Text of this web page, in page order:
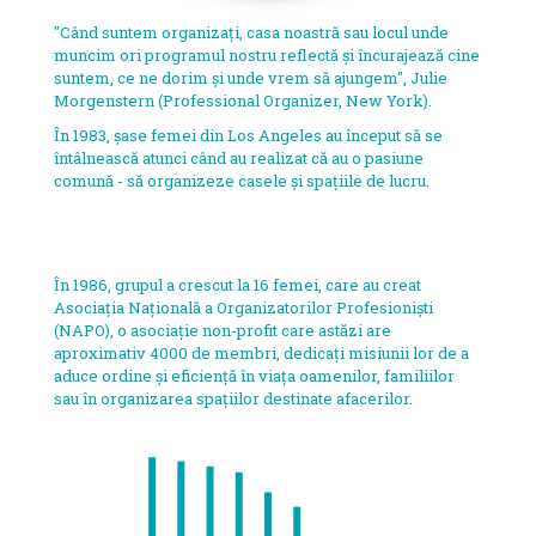
"Când suntem organizați, casa noastră sau locul unde
muncim ori programul nostru reflectă și încurajează cine
suntem, ce ne dorim și unde vrem să ajungem", Julie
Morgenstern (Professional Organizer, New York).
În 1983, șase femei din Los Angeles au început să se
întâlnească atunci când au realizat că au o pasiune
comună - să organizeze casele și spațiile de lucru.
În 1986, grupul a crescut la 16 femei, care au creat
Asociația Națională a Organizatorilor Profesioniști
(NAPO), o asociație non-profit care astăzi are
aproximativ 4000 de membri, dedicați misiunii lor de a
aduce ordine și eficiență în viața oamenilor, familiilor
sau în organizarea spațiilor destinate afacerilor.